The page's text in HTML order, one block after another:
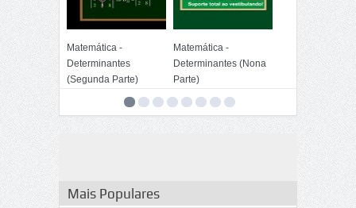
Matemática -
Determinantes
(Segunda Parte)
Matemática -
Determinantes (Nona
Parte)
Mais Populares